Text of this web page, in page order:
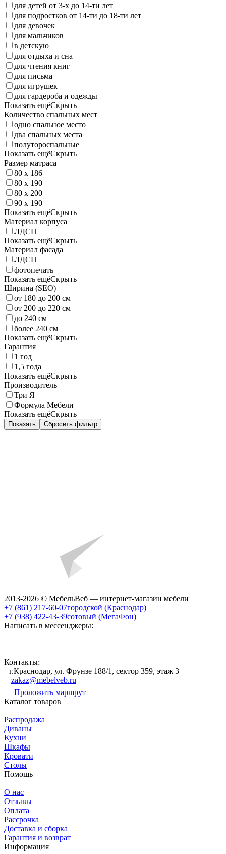
для детей от 3-х до 14-ти лет
для подростков от 14-ти до 18-ти лет
для девочек
для мальчиков
в детскую
для отдыха и сна
для чтения книг
для письма
для игрушек
для гардероба и одежды
Показать ещёСкрыть
Количество спальных мест
одно спальное место
два спальных места
полутороспальные
Показать ещёСкрыть
Размер матраса
80 x 186
80 x 190
80 x 200
90 x 190
Показать ещёСкрыть
Материал корпуса
ЛДСП
Показать ещёСкрыть
Материал фасада
ЛДСП
фотопечать
Показать ещёСкрыть
Ширина (SEO)
от 180 до 200 см
от 200 до 220 см
до 240 см
более 240 см
Показать ещёСкрыть
Гарантия
1 год
1,5 года
Показать ещёСкрыть
Производитель
Три Я
Формула Мебели
Показать ещёСкрыть
Показать Сбросить фильтр
2013-2026 © МебельВеб — интернет-магазин мебели
+7 (861) 217-60-07городской (Краснодар)
+7 (938) 422-43-39сотовый (МегаФон)
Написать в мессенджеры:
Контакты:
г.Краснодар, ул. Фрунзе 188/1, сектор 359, этаж 3
zakaz@mebelveb.ru
Проложить маршрут
Каталог товаров
Распродажа
Диваны
Кухни
Шкафы
Кровати
Столы
Помощь
О нас
Отзывы
Оплата
Рассрочка
Доставка и сборка
Гарантия и возврат
Информация